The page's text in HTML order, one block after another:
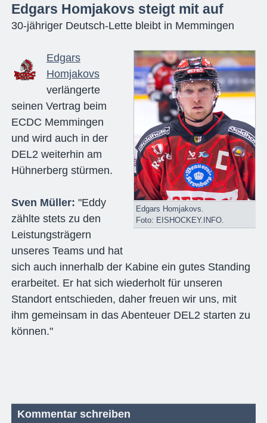
Edgars Homjakovs steigt mit auf
30-jähriger Deutsch-Lette bleibt in Memmingen
Edgars Homjakovs.
Foto: EISHOCKEY.INFO.
Edgars
Homjakovs
verlängerte
seinen Vertrag beim
ECDC Memmingen
und wird auch in der
DEL2 weiterhin am
Hühnerberg stürmen.
Sven Müller: "Eddy
zählte stets zu den
Leistungsträgern
unseres Teams und hat
sich auch innerhalb der Kabine ein gutes Standing
erarbeitet. Er hat sich wiederholt für unseren
Standort entschieden, daher freuen wir uns, mit
ihm gemeinsam in das Abenteuer DEL2 starten zu
können."
Kommentar schreiben